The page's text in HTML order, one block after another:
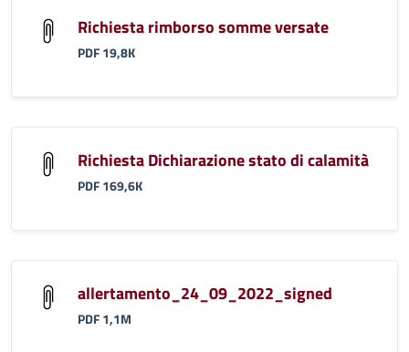
Richiesta rimborso somme versate
PDF 19,8K
Richiesta Dichiarazione stato di calamità
PDF 169,6K
allertamento_24_09_2022_signed
PDF 1,1M